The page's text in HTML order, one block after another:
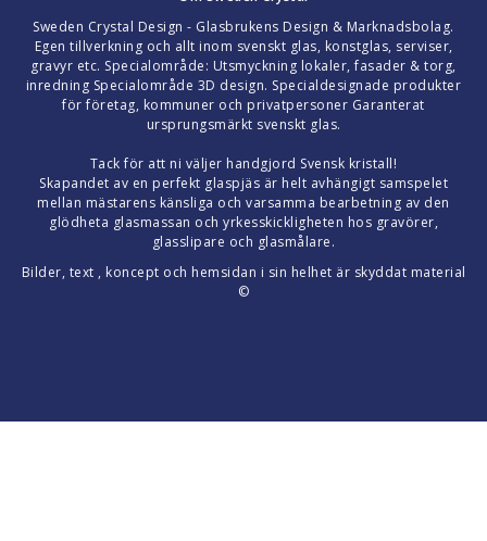
Sweden Crystal Design - Glasbrukens Design & Marknadsbolag.
Egen tillverkning och allt inom svenskt glas, konstglas, serviser,
gravyr etc. Specialområde: Utsmyckning lokaler, fasader & torg,
inredning Specialområde 3D design. Specialdesignade produkter
för företag, kommuner och privatpersoner Garanterat
ursprungsmärkt svenskt glas.
Tack för att ni väljer handgjord Svensk kristall!
Skapandet av en perfekt glaspjäs är helt avhängigt samspelet
mellan mästarens känsliga och varsamma bearbetning av den
glödheta glasmassan och yrkesskickligheten hos gravörer,
glasslipare och glasmålare.
Bilder, text , koncept och hemsidan i sin helhet är skyddat material
©